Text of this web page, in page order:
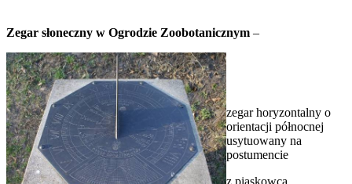
Zegar słoneczny w Ogrodzie Zoobotanicznym –
zegar horyzontalny o
orientacji północnej
usytuowany na
postumencie
z piaskowca.